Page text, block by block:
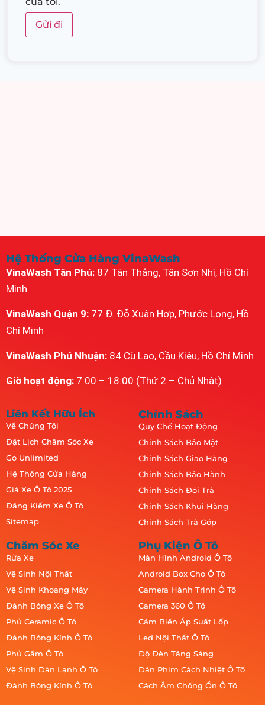
Hệ Thống Cửa Hàng VinaWash
VinaWash Tân Phú: 87 Tân Thắng, Tân Sơn Nhì, Hồ Chí
Minh
VinaWash Quận 9: 77 Đ. Đỗ Xuân Hợp, Phước Long, Hồ
Chí Minh
VinaWash Phú Nhuận: 84 Cù Lao, Cầu Kiệu, Hồ Chí Minh
Giờ hoạt động: 7:00 – 18:00 (Thứ 2 – Chủ Nhật)
Liên Kết Hữu Ích
Về Chúng Tôi
Đặt Lịch Chăm Sóc Xe
Go Unlimited
Hệ Thống Cửa Hàng
Giá Xe Ô Tô 2025
Đăng Kiểm Xe Ô Tô
Sitemap
Chính Sách
Quy Chế Hoạt Động
Chính Sách Bảo Mật
Chính Sách Giao Hàng
Chính Sách Bảo Hành
Chính Sách Đổi Trả
Chính Sách Khui Hàng
Chính Sách Trả Góp
Chăm Sóc Xe
Rửa Xe
Vệ Sinh Nội Thất
Vệ Sinh Khoang Máy
Đánh Bóng Xe Ô Tô
Phủ Ceramic Ô Tô
Đánh Bóng Kính Ô Tô
Phủ Gầm Ô Tô
Vệ Sinh Dàn Lạnh Ô Tô
Đánh Bóng Kính Ô Tô
Phụ Kiện Ô Tô
Màn Hình Android Ô Tô
Android Box Cho Ô Tô
Camera Hành Trình Ô Tô
Camera 360 Ô Tô
Cảm Biến Áp Suất Lốp
Led Nội Thất Ô Tô
Độ Đèn Tăng Sáng
Dán Phim Cách Nhiệt Ô Tô
Cách Âm Chống Ồn Ô Tô